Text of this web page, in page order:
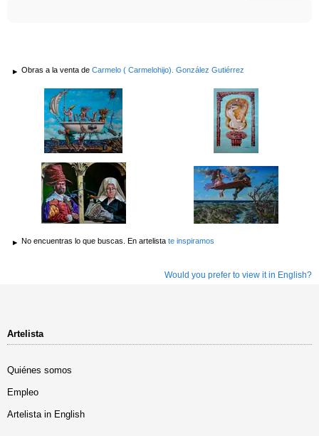
Obras a la venta de Carmelo ( Carmelohijo). González Gutiérrez
No encuentras lo que buscas. En artelista te inspiramos
Would you prefer to view it in English?
Artelista
Quiénes somos
Empleo
Artelista in English